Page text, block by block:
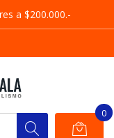
a $200.000.-
0